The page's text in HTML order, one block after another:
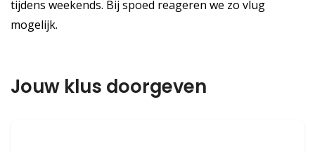
tijdens weekends. Bij spoed reageren we zo vlug
mogelijk.
Jouw klus doorgeven